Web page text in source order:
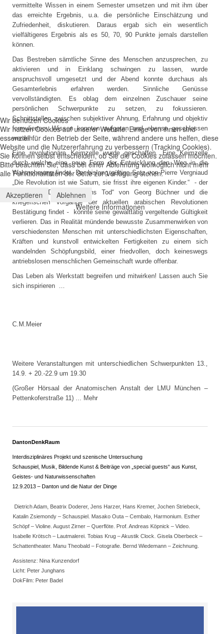
vermittelte Wissen in einem Semester umsetzen und mit ihm über
das erreichte Ergebnis, u.a. die persönliche Einschätzung und
Zufriedenheit, diskutieren. Daraus ergab sich ein wesentlich
vielfältigeres Ergebnis als es 50, 70, 90 Punkte jemals darstellen
können.
Das Bestreben sämtliche Sinne des Menschen anzusprechen, zu
aktivieren und in Einklang schwingen zu lassen, wurde
anspruchsvoll umgesetzt und der Abend konnte durchaus als
Gesamterlebnis erfahren werden. Sinnliche Genüsse
vervollständigten. Es oblag dem einzelnen Zuschauer seine
persönlichen Schwerpunkte zu setzen, zu fokussieren.
Schnittstellen zwischen subjektiver Ahnung, Erfahrung und objektiv
formuliertem Wissen konnten aufgetan und ebenso geschlossen
werden.
Eine revolutionäre Keimzelle wurde geschaffen. Eine Keimzelle
durch welche eine neue Form der Entwicklung den Weg in die
Wahrnehmung findet. Der bislang gültige Satz von Pierre Vergniaud
„Die Revolution ist wie Saturn, sie frisst ihre eigenen Kinder.“ - der
durch das Drama „Dantons Tod“ von Georg Büchner und die
kriegerischen Vorgänge der aktuellen arabischen Revolutionen
Bestätigung findet - könnte seine gewalttätig vergeltende Gültigkeit
verlieren. Das in Realität mündende bewusste Zusammenwirken von
verschiedensten Menschen mit unterschiedlichsten Eigenschaften,
Kräften und kunstvoll entwickelten Fertigkeiten zu einem sich
wandelnden Schöpfungsbild, einer friedvollen, doch keineswegs
antriebslosen menschlichen Gemeinschaft wurde offenbar.
Das Leben als Werkstatt begreifen und mitwirken! Lassen auch Sie
sich inspirieren ...
C.M.Meier
Weitere Veranstaltungen mit unterschiedlichen Schwerpunkten 13.,
14.9. + 20.-22.9 um 19.30
(Großer Hörsaal der Anatomischen Anstalt der LMU München –
Pettenkoferstraße 11) ... Mehr
DantonDenkRaum
Interdisziplinäres Projekt und szenische Untersuchung
Schauspiel, Musik, Bildende Kunst & Beiträge von „special guests“ aus Kunst,
Geistes- und Naturwissenschaften
12.9.2013 – Danton und die Natur der Dinge
Dietrich Adam, Beatrix Doderer, Jens Harzer, Hans Kremer, Jochen Striebeck,
Katalin Zsiemondy – Schauspiel. Masako Outa – Cembalo, Harmonium. Esther
Schöpf – Violine. August Zirner – Querflöte. Prof. Andreas Köpnick – Video.
Isabelle Krötsch – Lautmalerei. Tobias Krug – Akustik Clock. Gisela Oberbeck –
Schattentheater. Manu Theobald – Fotografie. Bernd Wiedemann – Zeichnung.
Assistenz: Nina Kunzendorf
Licht: Peter Junghans
DokFilm: Peter Badel
Wir benutzen Cookies
Wir nutzen Cookies auf unserer Website. Einige von ihnen sind
essenziell für den Betrieb der Seite, während andere uns helfen, diese
Website und die Nutzererfahrung zu verbessern (Tracking Cookies).
Sie können selbst entscheiden, ob Sie die Cookies zulassen möchten.
Bitte beachten Sie, dass bei einer Ablehnung womöglich nicht mehr
alle Funktionalitäten der Seite zur Verfügung stehen.
Akzeptieren
Ablehnen
Weitere Informationen